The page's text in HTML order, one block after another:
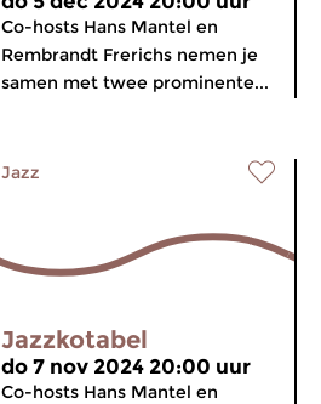
Co-hosts Hans Mantel en
Rembrandt Frerichs nemen je
samen met twee prominente...
Jazz
Jazzkotabel
do 7 nov 2024 20:00 uur
Co-hosts Hans Mantel en